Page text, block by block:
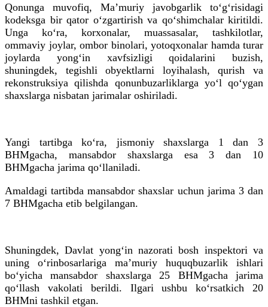
Qonunga muvofiq, Ma’muriy javobgarlik to‘g‘risidagi
kodeksga bir qator o‘zgartirish va qo‘shimchalar kiritildi.
Unga ko‘ra, korxonalar, muassasalar, tashkilotlar,
ommaviy joylar, ombor binolari, yotoqxonalar hamda turar
joylarda yong‘in xavfsizligi qoidalarini buzish,
shuningdek, tegishli obyektlarni loyihalash, qurish va
rekonstruksiya qilishda qonunbuzarliklarga yo‘l qo‘ygan
shaxslarga nisbatan jarimalar oshiriladi.
Yangi tartibga ko‘ra, jismoniy shaxslarga 1 dan 3
BHMgacha, mansabdor shaxslarga esa 3 dan 10
BHMgacha jarima qo‘llaniladi.
Amaldagi tartibda mansabdor shaxslar uchun jarima 3 dan
7 BHMgacha etib belgilangan.
Shuningdek, Davlat yong‘in nazorati bosh inspektori va
uning o‘rinbosarlariga ma’muriy huquqbuzarlik ishlari
bo‘yicha mansabdor shaxslarga 25 BHMgacha jarima
qo‘llash vakolati berildi. Ilgari ushbu ko‘rsatkich 20
BHMni tashkil etgan.